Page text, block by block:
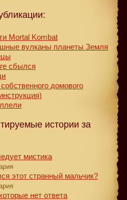
Mortal Kombat
вулканы планеты Земля
сбылся
домового
истории за
мистика
этот странный мальчик?
нет ответа